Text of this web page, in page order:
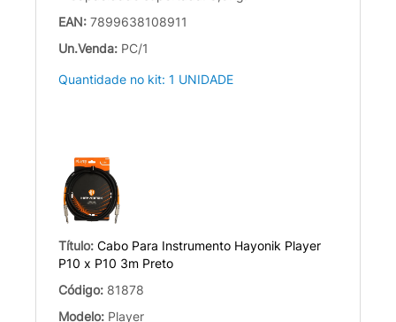
EAN: 7899638108911
Un.Venda: PC/1
Quantidade no kit: 1 UNIDADE
Título: Cabo Para Instrumento Hayonik Player
P10 x P10 3m Preto
Código: 81878
Modelo: Player